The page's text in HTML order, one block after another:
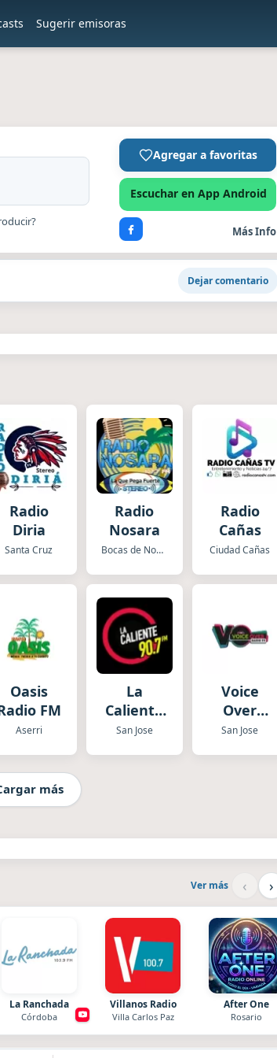
Sugerir emisoras
Agregar a favoritas
Escuchar en App Android
Más Info
Dejar comentario
Radio
Diria
Santa Cruz
Radio
Nosara
Bocas de Nosara
Radio
Cañas
Ciudad Cañas
Oasis
FM
Aserri
La
Caliente
San José
San Jose
Voice
Over
Radio TV
San Jose
más
Ver más ‹ ›
La Ranchada
Córdoba
Villanos Radio
Villa Carlos Paz
After One
Rosario